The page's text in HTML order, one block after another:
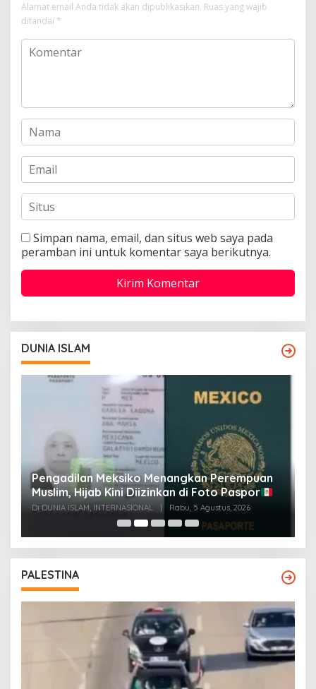
Alamat email Anda tidak akan dipublikasikan. Ruas yang wajib
ditandai *
Simpan nama, email, dan situs web saya pada
peramban ini untuk komentar saya berikutnya.
DUNIA ISLAM
Pengadilan Meksiko Menangkan Perempuan
Muslim, Hijab Kini Diizinkan di Foto Paspor
Di DUNIA ISLAM, INTERNASIONAL Rabu, 5 Agustus, 2026
PALESTINA